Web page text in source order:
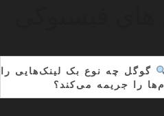
گوگل چه نوع بک لینک‌هایی را
را جریمه می‌کند؟